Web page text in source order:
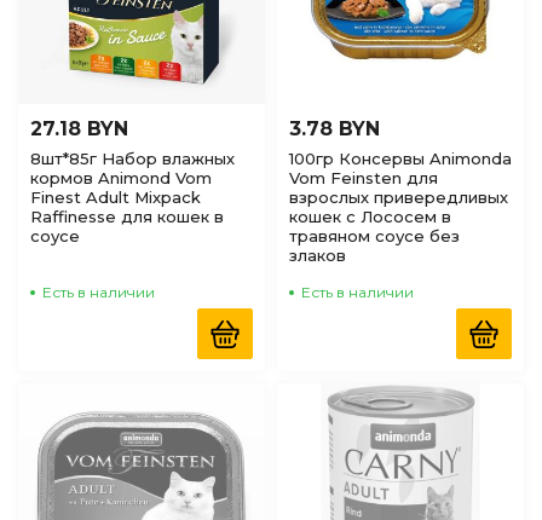
27.18 BYN
8шт*85г Набор влажных
кормов Animond Vom
Finest Adult Mixpack
Raffinesse для кошек в
соусе
Есть в наличии
3.78 BYN
100гр Консервы Animonda
Vom Feinsten для
взрослых привередливых
кошек с Лососем в
травяном соусе без
злаков
Есть в наличии